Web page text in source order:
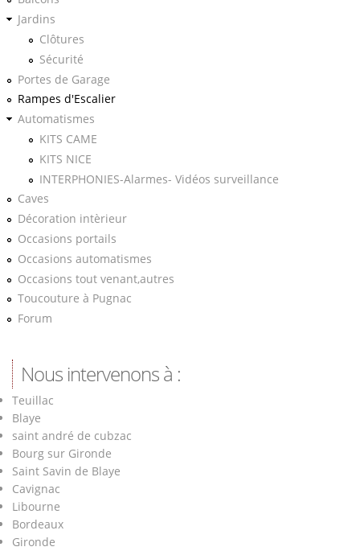
Jardins
Clôtures
Sécurité
Portes de Garage
Rampes d'Escalier
Automatismes
KITS CAME
KITS NICE
INTERPHONIES-Alarmes- Vidéos surveillance
Caves
Décoration intèrieur
Occasions portails
Occasions automatismes
Occasions tout venant,autres
Toucouture à Pugnac
Forum
Nous intervenons à :
Teuillac
Blaye
saint andré de cubzac
Bourg sur Gironde
Saint Savin de Blaye
Cavignac
Libourne
Bordeaux
Gironde